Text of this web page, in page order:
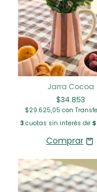
Jarra Cocoa
$34.853
$29.625,05 con
3cuotas sin interés de